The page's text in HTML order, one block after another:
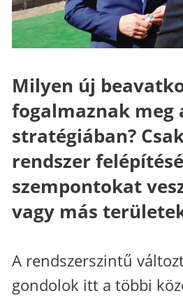
Milyen új
fogalmaznak meg
stratégiában?
rendszer
szempontokat
vagy más
A rendszerszintű
gondolok itt a többi